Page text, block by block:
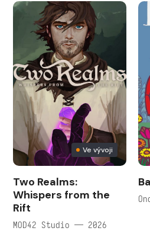
Ve vývoji
Two Realms:
Whispers from the
Rift
MOD42 Studio — 2026